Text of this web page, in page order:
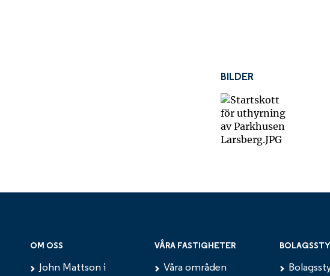
BILDER
OM OSS
John Mattson i
VÅRA FASTIGHETER
Våra områden